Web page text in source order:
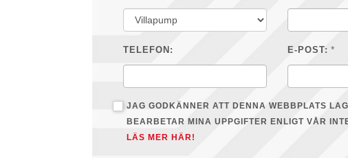
TELEFON: E-POST: *
JAG GODKÄNNER ATT DENNA WEBBPLATS
BEARBETAR MINA UPPGIFTER ENLIGT VÅR
LÄS MER HÄR!